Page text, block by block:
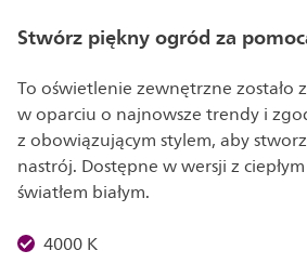
Stwórz piękny ogród za
To oświetlenie zewnętrzne zostało
w oparciu o najnowsze trendy i
z obowiązującym stylem, aby
nastrój. Dostępne w wersji z
światłem białym.
4000 K